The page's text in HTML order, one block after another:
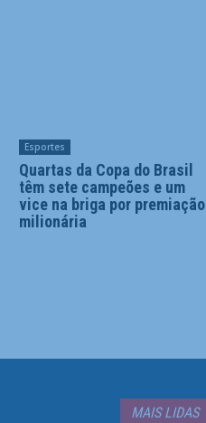
Esportes
Quartas da Copa do Brasil
têm sete campeões e um
vice na briga por premiação
milionária
MAIS LIDAS